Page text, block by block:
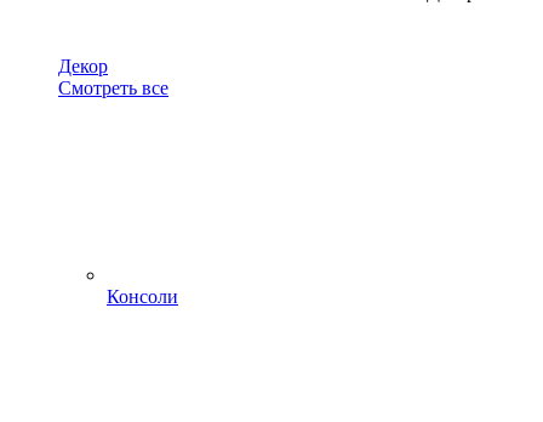
Декор
Смотреть все
Консоли